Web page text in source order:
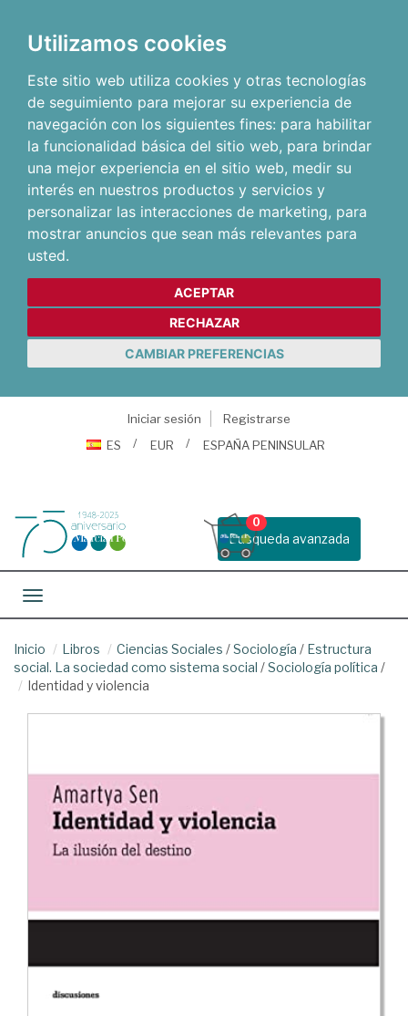
Utilizamos cookies
Este sitio web utiliza cookies y otras tecnologías
de seguimiento para mejorar su experiencia de
navegación con los siguientes fines: para habilitar
la funcionalidad básica del sitio web, para brindar
una mejor experiencia en el sitio web, medir su
interés en nuestros productos y servicios y
personalizar las interacciones de marketing, para
mostrar anuncios que sean más relevantes para
usted.
ACEPTAR
RECHAZAR
CAMBIAR PREFERENCIAS
Iniciar sesión
Registrarse
ES
EUR ESPAÑA PENINSULAR
Busqueda avanzada
0
Toggle navigation
Inicio Libros Ciencias Sociales /Sociología / Estructura
social. La sociedad como sistema social /Sociología política /
Identidad y violencia